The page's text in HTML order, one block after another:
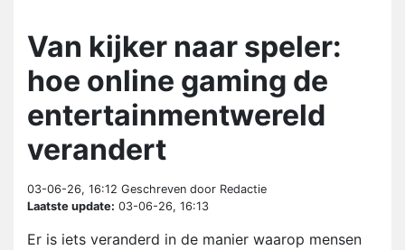
Van kijker naar speler:
hoe online gaming de
entertainmentwereld
verandert
03-06-26, 16:12 Geschreven door Redactie
Laatste update: 03-06-26, 16:13
Er is iets veranderd in de manier waarop mensen